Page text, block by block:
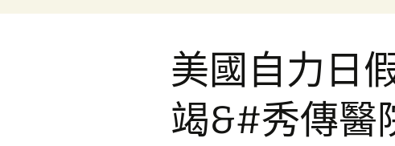
美國自力日
竭&#秀傳醫